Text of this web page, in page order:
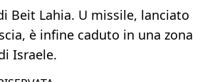
Beit Lahia. U missile, lanciato
è infine caduto in una zona
Israele.